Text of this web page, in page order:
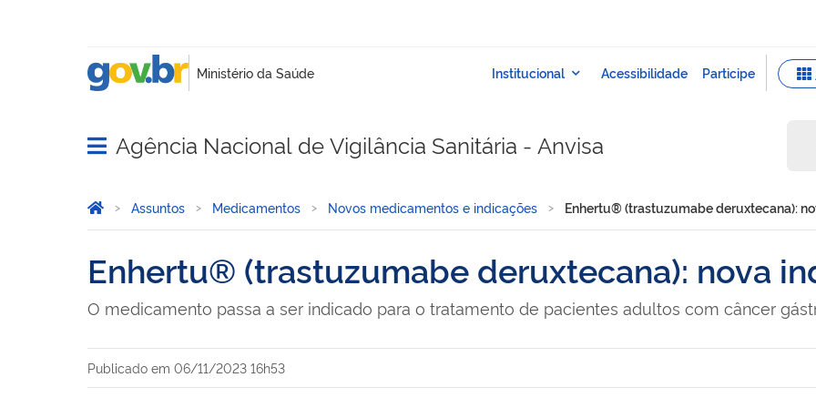
Abrir menu principal de navegação
Agência Nacional de Vigilância Sanitária - Anvisa
Você está aqui:
Página Inicial
Assuntos Medicamentos Novos medicamentos e indicações Enhertu® (trastuzumabe deruxtecana):
Enhertu® (trastuzumabe deruxtecana): nova
O medicamento passa a ser indicado para o tratamento de pacientes adultos com câncer
Publicado em 06/11/2023 16h53